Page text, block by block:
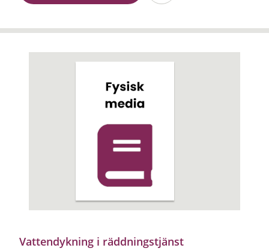
Vattendykning i räddningstjänst